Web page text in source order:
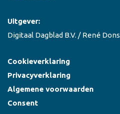
Uitgever:
Digitaal Dagblad B.V. / René Dons
Cookieverklaring
Privacyverklaring
Algemene voorwaarden
Consent